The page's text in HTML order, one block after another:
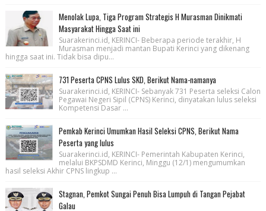
Menolak Lupa, Tiga Program Strategis H Murasman Dinikmati
Masyarakat Hingga Saat ini
Suarakerinci.id, KERINCI- Beberapa periode terakhir, H
Murasman menjadi mantan Bupati Kerinci yang dikenang
hingga saat ini. Tidak bisa dipu...
731 Peserta CPNS Lulus SKD, Berikut Nama-namanya
Suarakerinci.id, KERINCI- Sebanyak 731 Peserta seleksi Calon
Pegawai Negeri Sipil (CPNS) Kerinci, dinyatakan lulus seleksi
Kompetensi Dasar ...
Pemkab Kerinci Umumkan Hasil Seleksi CPNS, Berikut Nama
Peserta yang lulus
Suarakerinci.id, KERINCI- Pemerintah Kabupaten Kerinci,
melalui BKPSDMD Kerinci, Minggu (12/1) mengumumkan
hasil seleksi Akhir CPNS lingkup ...
Stagnan, Pemkot Sungai Penuh Bisa Lumpuh di Tangan Pejabat
Galau